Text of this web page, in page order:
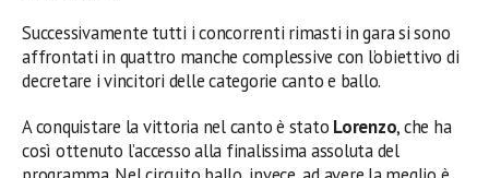
Successivamente tutti i concorrenti rimasti in gara si sono
affrontati in quattro manche complessive con l’obiettivo di
decretare i vincitori delle categorie canto e ballo.
A conquistare la vittoria nel canto è stato Lorenzo, che ha
così ottenuto l’accesso alla finalissima assoluta del